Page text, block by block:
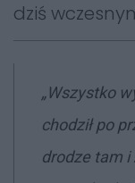
dziś
„Wszystko
chodził po
drodze tam